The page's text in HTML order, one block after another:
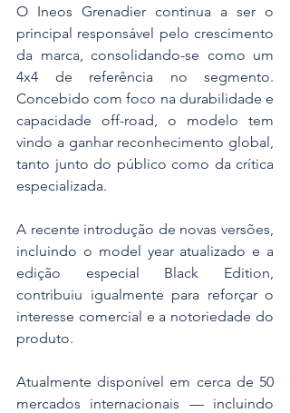
O Ineos Grenadier continua a ser o
principal responsável pelo crescimento
da marca, consolidando-se como um
4x4 de referência no segmento.
Concebido com foco na durabilidade e
capacidade off-road, o modelo tem
vindo a ganhar reconhecimento global,
tanto junto do público como da crítica
especializada.
A recente introdução de novas versões,
incluindo o model year atualizado e a
edição especial Black Edition,
contribuiu igualmente para reforçar o
interesse comercial e a notoriedade do
produto.
Atualmente disponível em cerca de 50
mercados internacionais — incluindo